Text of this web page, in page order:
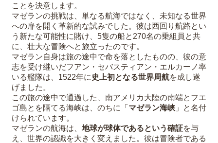
ことを決意します。
マゼランの挑戦は、単なる航海ではなく、未知なる世界
への扉を開く革新的な試みでした。彼は西回り航路とい
う新たな可能性に賭け、5隻の船と270名の乗組員と共
に、壮大な冒険へと旅立ったのです。
マゼラン自身は旅の途中で命を落としたものの、彼の意
志を受け継いだフアン・セバスティアン・エルカーノ率
いる艦隊は、1522年に 史上初となる世界周航を成し遂
げました。
この旅の途中で通過した、南アメリカ大陸の南端とフエ
ゴ島とを隔てる海峡は、のちに「 マゼラン海峡 」と名付
けられています。
マゼランの航海は、 地球が球体であるという確証を与
え、世界の認識を大きく変えました。彼は冒険者である